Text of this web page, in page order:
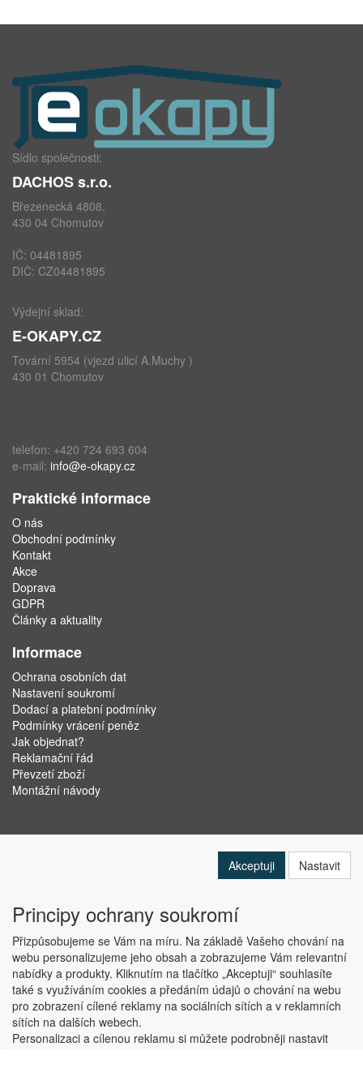
Sídlo společnosti:
DACHOS s.r.o.
Březenecká 4808,
430 04 Chomutov
IČ: 04481895
DIČ: CZ04481895
Výdejní sklad:
E-OKAPY.CZ
Tovární 5954 (vjezd ulicí A.Muchy )
430 01 Chomutov
telefon: +420 724 693 604
e-mail: info@e-okapy.cz
Praktické informace
O nás
Obchodní podmínky
Kontakt
Akce
Doprava
GDPR
Články a aktuality
Informace
Ochrana osobních dat
Nastavení soukromí
Dodací a platební podmínky
Podmínky vrácení peněz
Jak objednat?
Reklamační řád
Převzetí zboží
Montážní návody
Copyright © ABRA Software a.s. 2019
Akceptuji Nastavit
Principy ochrany soukromí
Přizpůsobujeme se Vám na míru. Na základě Vašeho chování na
webu personalizujeme jeho obsah a zobrazujeme Vám relevantní
nabídky a produkty. Kliknutím na tlačítko „Akceptuji“ souhlasíte
také s využíváním cookies a předáním údajů o chování na webu
pro zobrazení cílené reklamy na sociálních sítích a v reklamních
sítích na dalších webech.
Personalizaci a cílenou reklamu si můžete podrobněji nastavit